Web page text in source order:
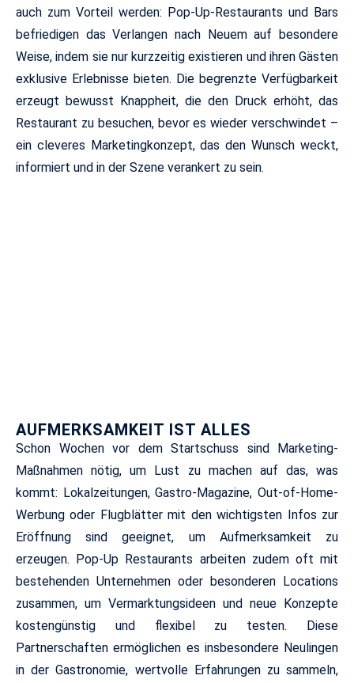
auch zum Vorteil werden: Pop-Up-Restaurants und Bars
befriedigen das Verlangen nach Neuem auf besondere
Weise, indem sie nur kurzzeitig existieren und ihren Gästen
exklusive Erlebnisse bieten. Die begrenzte Verfügbarkeit
erzeugt bewusst Knappheit, die den Druck erhöht, das
Restaurant zu besuchen, bevor es wieder verschwindet –
ein cleveres Marketingkonzept, das den Wunsch weckt,
informiert und in der Szene verankert zu sein.
AUFMERKSAMKEIT IST ALLES
Schon Wochen vor dem Startschuss sind Marketing-
Maßnahmen nötig, um Lust zu machen auf das, was
kommt: Lokalzeitungen, Gastro-Magazine, Out-of-Home-
Werbung oder Flugblätter mit den wichtigsten Infos zur
Eröffnung sind geeignet, um Aufmerksamkeit zu
erzeugen. Pop-Up Restaurants arbeiten zudem oft mit
bestehenden Unternehmen oder besonderen Locations
zusammen, um Vermarktungsideen und neue Konzepte
kostengünstig und flexibel zu testen. Diese
Partnerschaften ermöglichen es insbesondere Neulingen
in der Gastronomie, wertvolle Erfahrungen zu sammeln,